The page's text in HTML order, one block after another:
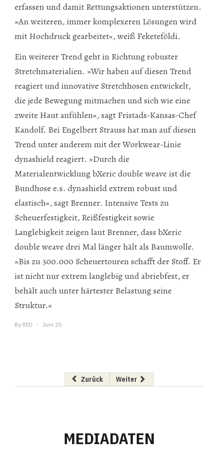
erfassen und damit Rettungsaktionen unterstützen.
»An weiteren, immer komplexeren Lösungen wird
mit Hochdruck gearbeitet«, weiß Feketeföldi.
Ein weiterer Trend geht in Richtung robuster
Stretchmaterialien. »Wir haben auf diesen Trend
reagiert und innovative Stretchhosen entwickelt,
die jede Bewegung mitmachen und sich wie eine
zweite Haut anfühlen«, sagt Fristads-Kansas-Chef
Kandolf. Bei Engelbert Strauss hat man auf diesen
Trend unter anderem mit der Workwear-Linie
dynashield reagiert. »Durch die
Materialentwicklung bXeric double weave ist die
Bundhose e.s. dyna­shield extrem robust und
elastisch«, sagt Brenner. Intensive Tests zu
Scheuerfestigkeit, Reißfestigkeit sowie
Langlebigkeit zeigen laut Brenner, dass bXeric
double weave drei Mal länger hält als Baumwolle.
»Bis zu 300.000 Scheuertouren schafft der Stoff. Er
ist nicht nur extrem langlebig und abriebfest, er
behält auch unter härtester Belastung seine
Struktur.«
By RED Juni.20
Vorheriger Beitrag: Potenzial Altbau
Zurück Nächster Beitrag: Forschen mit
Weiter
MEDIADATEN